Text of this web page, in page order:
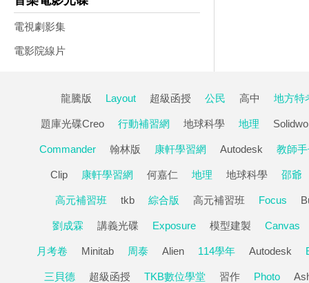
電視劇影集
電影院線片
龍騰版 Layout 超級函授 公民 高中 地方特
題庫光碟Creo 行動補習網 地球科學 地理
Commander 翰林版 康軒學習網 Autodesk 教師
Clip 康軒學習網 何嘉仁 地理 地球科學 邵爺
高元補習班 tkb 綜合版 高元補習班 Focus
劉成霖 講義光碟 Exposure 模型建製 Canvas
月考卷 Minitab 周泰 Alien 114學年 Autodesk
三貝德 超級函授 TKB數位學堂 習作 Photo